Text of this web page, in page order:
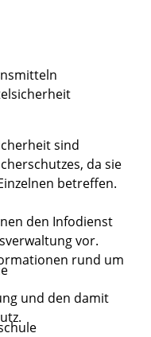
sind
da sie
betreffen.
den Infodienst
vor.
rund um
und den damit